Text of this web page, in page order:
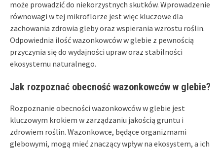
może prowadzić do niekorzystnych skutków. Wprowadzenie
równowagi w tej mikroflorze jest więc kluczowe dla
zachowania zdrowia gleby oraz wspierania wzrostu roślin.
Odpowiednia ilość wazonkowców w glebie z pewnością
przyczynia się do wydajności upraw oraz stabilności
ekosystemu naturalnego.
Jak rozpoznać obecność wazonkowców w glebie?
Rozpoznanie obecności wazonkowców w glebie jest
kluczowym krokiem w zarządzaniu jakością gruntu i
zdrowiem roślin. Wazonkowce, będące organizmami
glebowymi, mogą mieć znaczący wpływ na ekosystem, a ich